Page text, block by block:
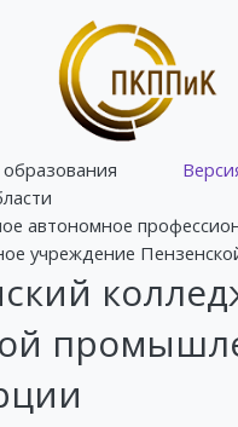
автономное
учреждение